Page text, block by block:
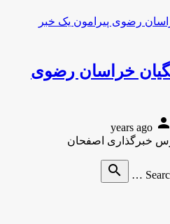
خراسان رضوی
person
search